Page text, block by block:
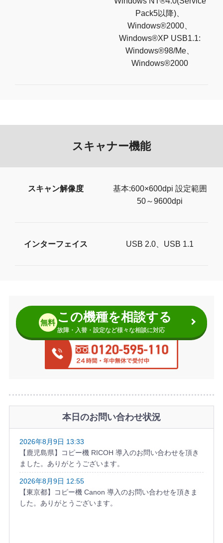
Pack5以降)、
Windows®2000、
Windows®XP USB1.1:
Windows®98/Me、
Windows®2000
スキャナー機能
スキャン解像度
基本:600×600dpi 設定範囲
50～9600dpi
インターフェイス USB 2.0、USB 1.1
無料 この機種を相談する
故障・入替・設定など様々な相談に対応
本日のお問い合わせ状況
2026年8月9日 13:33
【鹿児島県】コピー機 RICOH 導入のお問い合わせを頂き
ました。ありがとうございます。
2026年8月9日 12:55
【東京都】コピー機 Canon 導入のお問い合わせを頂きま
した。ありがとうございます。